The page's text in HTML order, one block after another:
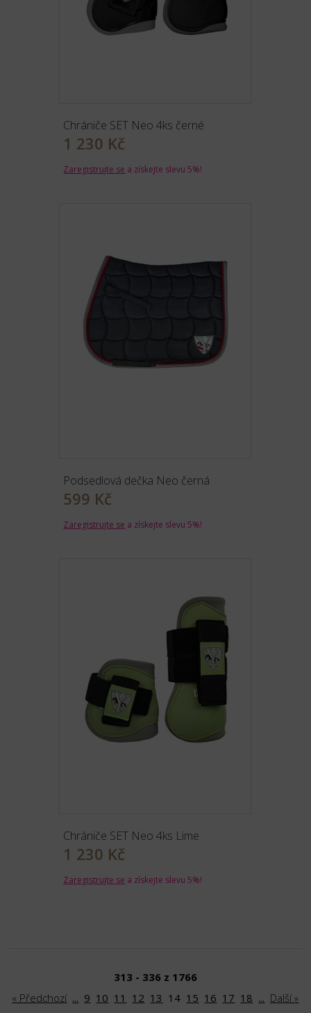
Chrániče SET Neo 4ks černé
1 230 Kč
Zaregistrujte se a získejte slevu 5%!
Podsedlová dečka Neo černá
599 Kč
Zaregistrujte se a získejte slevu 5%!
Chrániče SET Neo 4ks Lime
1 230 Kč
Zaregistrujte se a získejte slevu 5%!
313 - 336 z 1766
« Předchozí ... 9 10 11 12 13 14 15 16 17 18 ... Další »